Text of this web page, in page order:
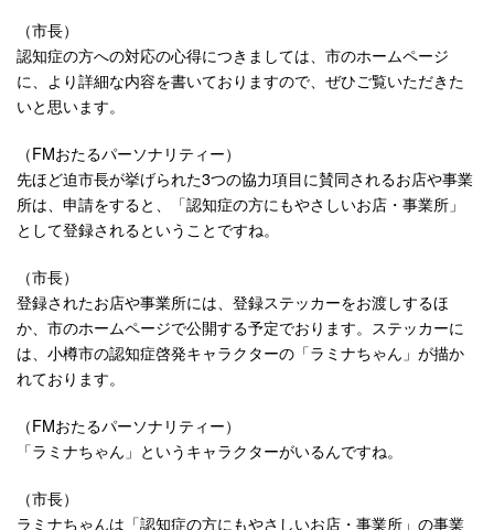
（市長）
認知症の方への対応の心得につきましては、市のホームページ
に、より詳細な内容を書いておりますので、ぜひご覧いただきた
いと思います。
（FMおたるパーソナリティー）
先ほど迫市長が挙げられた3つの協力項目に賛同されるお店や事業
所は、申請をすると、「認知症の方にもやさしいお店・事業所」
として登録されるということですね。
（市長）
登録されたお店や事業所には、登録ステッカーをお渡しするほ
か、市のホームページで公開する予定でおります。ステッカーに
は、小樽市の認知症啓発キャラクターの「ラミナちゃん」が描か
れております。
（FMおたるパーソナリティー）
「ラミナちゃん」というキャラクターがいるんですね。
（市長）
ラミナちゃんは「認知症の方にもやさしいお店・事業所」の事業